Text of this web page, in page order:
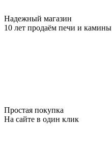
Надежный магазин
10 лет продаём печи и камины
Простая покупка
На сайте в один клик